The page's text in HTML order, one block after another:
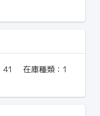
41 在庫種類： 1